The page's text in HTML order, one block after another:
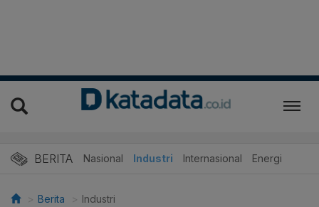
BERITA Nasional Industri Internasional Energi
Berita Industri